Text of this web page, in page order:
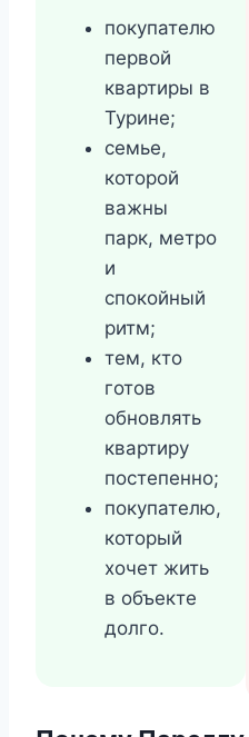
покупателю
первой
квартиры в
Турине;
семье,
которой
важны
парк, метро
и
спокойный
ритм;
тем, кто
готов
обновлять
квартиру
постепенно;
покупателю,
который
хочет жить
в объекте
долго.